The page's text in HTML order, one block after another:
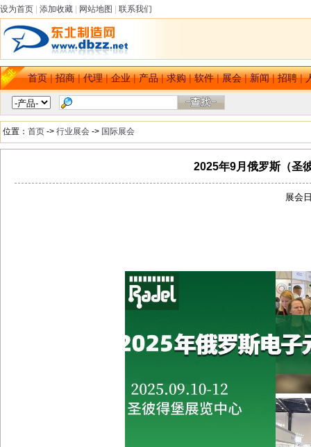
设为首页 添加收藏 网站地图 联系我们
首页|招商|代理|企业|产品|求购|软件|展会|新闻|招聘|
位置： 首页 -> 行业展会 -> 国际展会
2025年9月俄罗斯（圣
展会